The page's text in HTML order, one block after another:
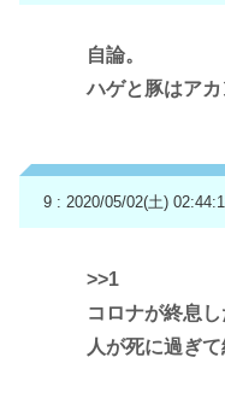
自論。
ハゲと豚はアカ
9 : 2020/05/02(土)
>>1
コロナが終息
人が死に過ぎ